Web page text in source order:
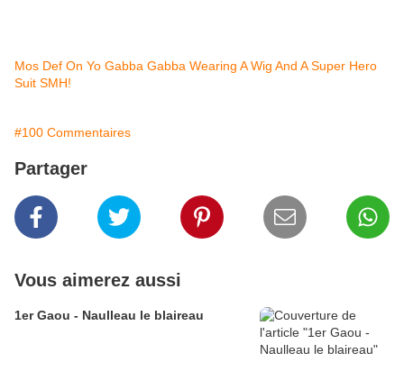
Mos Def On Yo Gabba Gabba Wearing A Wig And A Super Hero
Suit SMH!
#100 Commentaires
Partager
Vous aimerez aussi
1er Gaou - Naulleau le blaireau